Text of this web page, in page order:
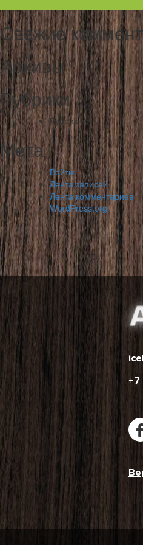
Свежие
Архивы
Рубрики
Рубрик нет
Мета
Войти
Лента записей
Лента комментариев
WordPress.org
+7